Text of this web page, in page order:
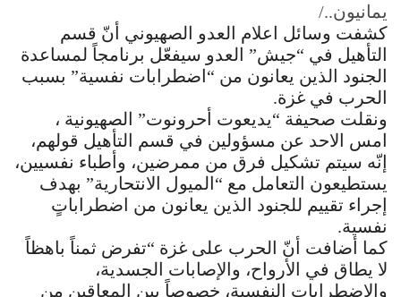
يمانيون../
كشفت وسائل اعلام العدو الصهيوني أنّ قسم
التأهيل في “جيش” العدو سيفعّل برنامجاً لمساعدة
الجنود الذين يعانون من “اضطرابات نفسية” بسبب
الحرب في غزة.
ونقلت صحيفة “يديعوت أحرونوت” الصهيونية ،
امس الاحد عن مسؤولين في قسم التأهيل قولهم،
إنّه سيتم تشكيل فرق من ممرضين، وأطباء نفسيين،
يستطيعون التعامل مع “الميول الانتحارية” بهدف
إجراء تقييم للجنود الذين يعانون من اضطراباتٍ
نفسية.
كما أضافت أنّ الحرب على غزة “تفرض ثمناً باهظاً
لا يطاق في الأرواح، والإصابات الجسدية،
والاضطرابات النفسية، خصوصاً بين المعاقين من